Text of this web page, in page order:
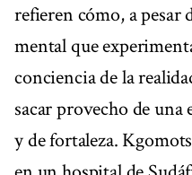
refieren cómo, a pesar
mental que
conciencia de la
sacar provecho de una
y de fortaleza.